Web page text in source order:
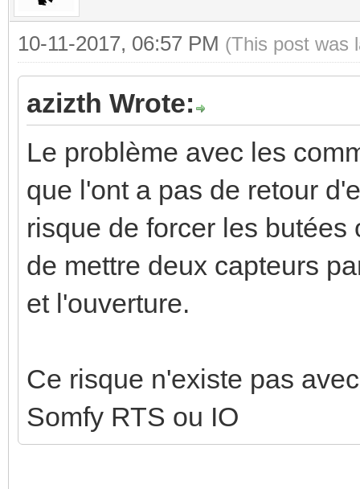
10-11-2017, 06:57 PM (This post was
azizth Wrote:
Le problème avec les
que l'ont a pas de retour
risque de forcer les
de mettre deux capteurs
et l'ouverture.
Ce risque n'existe pas
Somfy RTS ou IO